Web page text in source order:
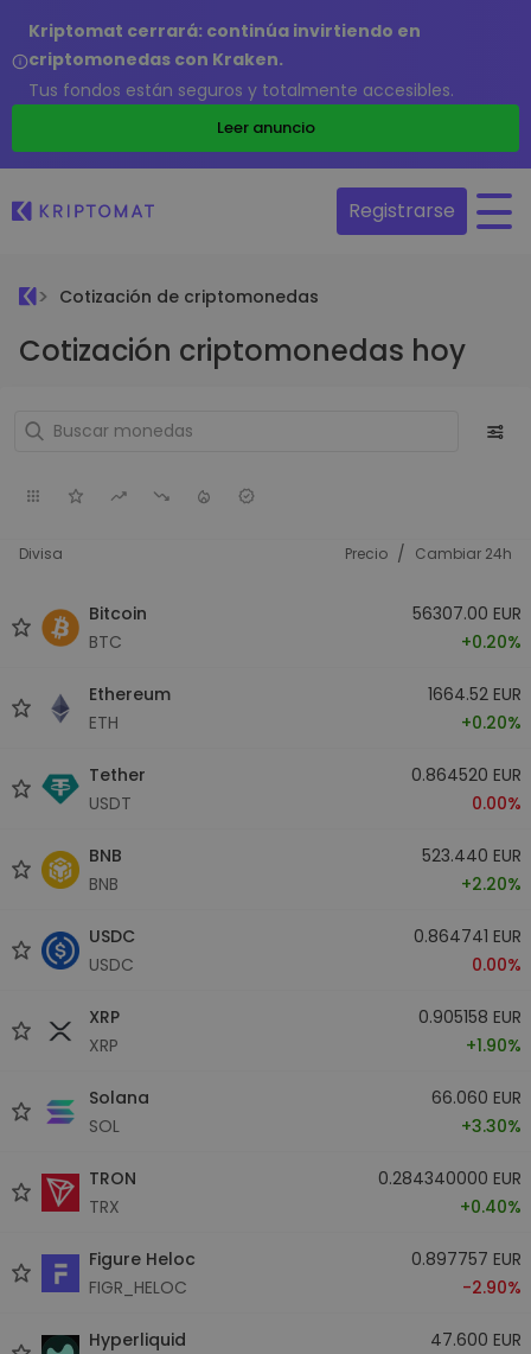
Kriptomat cerrará: continúa invirtiendo en
criptomonedas con Kraken.
Tus fondos están seguros y totalmente accesibles.
Leer anuncio
Registrarse
Cotización de criptomonedas
Cotización criptomonedas hoy
Divisa Precio / Cambiar 24h
Bitcoin
BTC
56307.00 EUR
+0.20%
Ethereum
ETH
1664.52 EUR
+0.20%
Tether
USDT
0.864520 EUR
0.00%
BNB
BNB
523.440 EUR
+2.20%
USDC
USDC
0.864741 EUR
0.00%
XRP
XRP
0.905158 EUR
+1.90%
Solana
SOL
66.060 EUR
+3.30%
TRON
TRX
0.284340000 EUR
+0.40%
Figure Heloc
FIGR_HELOC
0.897757 EUR
-2.90%
Hyperliquid
47.600 EUR